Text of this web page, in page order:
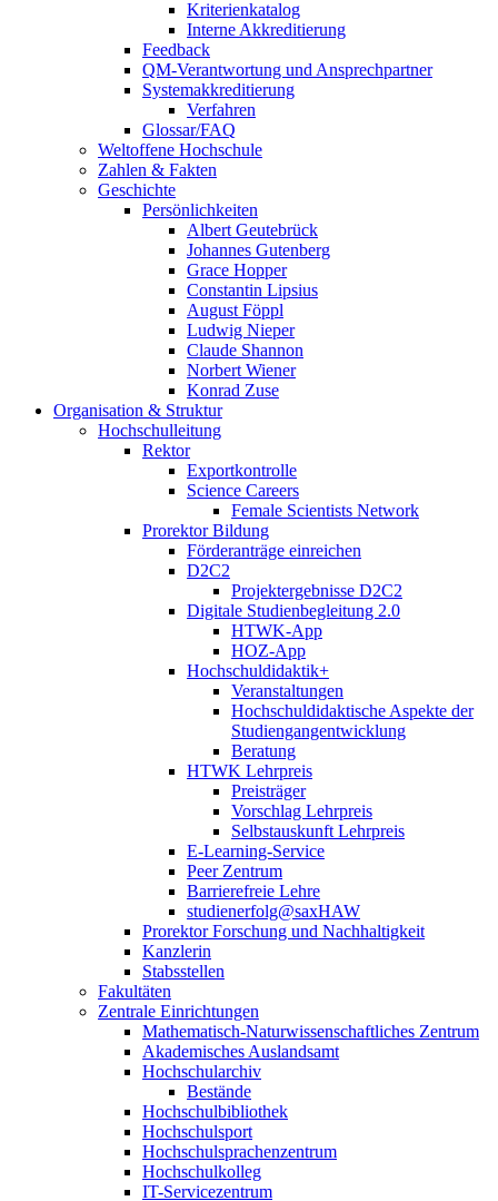
Kriterienkatalog
Interne Akkreditierung
Feedback
QM-Verantwortung und Ansprechpartner
Systemakkreditierung
Verfahren
Glossar/FAQ
Weltoffene Hochschule
Zahlen & Fakten
Geschichte
Persönlichkeiten
Albert Geutebrück
Johannes Gutenberg
Grace Hopper
Constantin Lipsius
August Föppl
Ludwig Nieper
Claude Shannon
Norbert Wiener
Konrad Zuse
Organisation & Struktur
Hochschulleitung
Rektor
Exportkontrolle
Science Careers
Female Scientists Network
Prorektor Bildung
Förderanträge einreichen
D2C2
Projektergebnisse D2C2
Digitale Studienbegleitung 2.0
HTWK-App
HOZ-App
Hochschuldidaktik+
Veranstaltungen
Hochschuldidaktische Aspekte der
Studiengangentwicklung
Beratung
HTWK Lehrpreis
Preisträger
Vorschlag Lehrpreis
Selbstauskunft Lehrpreis
E-Learning-Service
Peer Zentrum
Barrierefreie Lehre
studienerfolg@saxHAW
Prorektor Forschung und Nachhaltigkeit
Kanzlerin
Stabsstellen
Fakultäten
Zentrale Einrichtungen
Mathematisch-Naturwissenschaftliches Zentrum
Akademisches Auslandsamt
Hochschularchiv
Bestände
Hochschulbibliothek
Hochschulsport
Hochschulsprachenzentrum
Hochschulkolleg
IT-Servicezentrum